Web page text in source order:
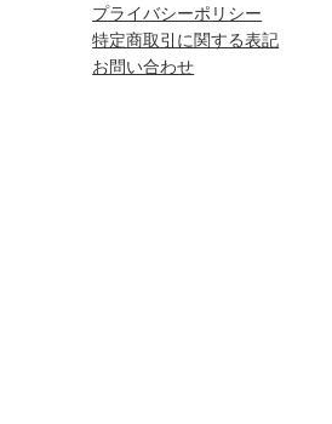
プライバシーポリシー
特定商取引に関する表記
お問い合わせ